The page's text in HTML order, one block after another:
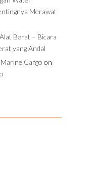
Merawat
Berat – Bicara
yang Andal
Cargo on